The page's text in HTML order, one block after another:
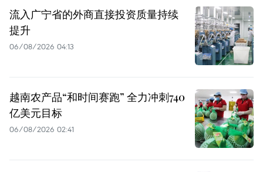
流入广宁省的外商直接投资质量持续
提升
06/08/2026 04:13
越南农产品“和时间赛跑” 全力冲刺740
亿美元目标
06/08/2026 02:41